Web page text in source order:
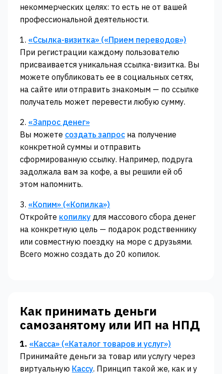
некоммерческих целях: то есть не от вашей
профессиональной деятельности.
1. «‎Ссылка-визитка» («‎Прием переводов»)‎‎
При регистрации каждому пользователю
присваивается уникальная ссылка-визитка. Вы
можете опубликовать ее в социальных сетях,
на сайте или отправить знакомым — по ссылке
получатель может перевести любую сумму.
2. «‎Запрос денег»‎
Вы можете создать запрос на получение
конкретной суммы и отправить
сформированную ссылку. Например, подруга
задолжала вам за кофе, а вы решили ей об
этом напомнить.
3. «‎Копим» («Копилка‎»)‎‎
Откройте копилку для массового сбора денег
на конкретную цель — подарок родственнику
или совместную поездку на море с друзьями.
Всего можно создать до 20 копилок.
Как принимать деньги
самозанятому или ИП на НПД
1. «‎Касса» («‎Каталог товаров и услуг»)‎‎
Принимайте деньги за товар или услугу через
виртуальную Кассу. Принцип такой же, как и у